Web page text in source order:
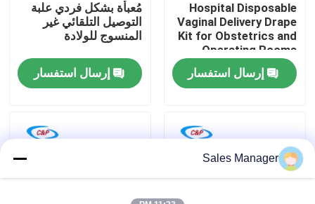
جولة في المصنع
مراقبة الجودة
أخبار
Hospital Disposable
Vaginal Delivery Drape
Kit for Obstetrics and
Operating Rooms
إرسال استفسار
مُعبأة بشكل فردي علبة
التوصيل التلقائي غير
المنسوج للولادة
إرسال استفسار
Sales Manager